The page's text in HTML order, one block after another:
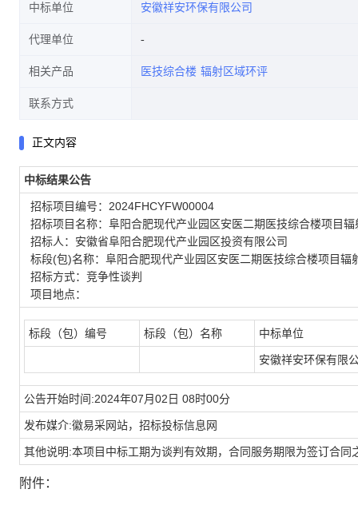
中标单位 安徽祥安环保有限公司
代理单位
相关产品 医技综合楼 辐射区域环评
联系方式
正文内容
中标结果公告
招标项目编号：2024FHCYFW00004
招标项目名称：阜阳合肥现代产业园区安医二期医技综合楼项目辐
招标人：安徽省阜阳合肥现代产业园区投资有限公司
标段(包)名称：阜阳合肥现代产业园区安医二期医技综合楼项目辐
招标方式：竞争性谈判
项目地点：
标段（包）编号 标段（包）名称 中标单位
安徽祥安环保有限
公告开始时间:2024年07月02日 08时00分
发布媒介:徽易采网站，招标投标信息网
其他说明:本项目中标工期为谈判有效期，合同服务期限为签订合同
附件：